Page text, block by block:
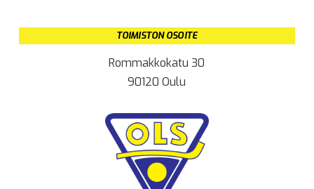
TOIMISTON OSOITE
Rommakkokatu 30
90120 Oulu